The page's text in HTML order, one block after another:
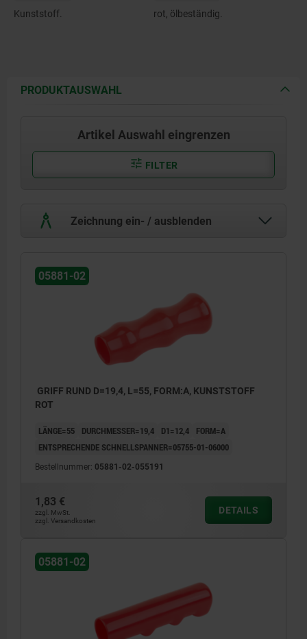
Kunststoff. rot, ölbeständig.
PRODUKTAUSWAHL
Artikel Auswahl eingrenzen
FILTER
Zeichnung ein- / ausblenden
05881-02
GRIFF RUND D=19,4, L=55, FORM:A, KUNSTSTOFF
ROT
LÄNGE=55 DURCHMESSER=19,4 D1=12,4
FORM=A
ENTSPRECHENDE SCHNELLSPANNER=05755-01-06000
Bestellnummer: 05881-02-055191
1,83 €
zzgl. MwSt.
zzgl. Versandkosten
DETAILS
05881-02